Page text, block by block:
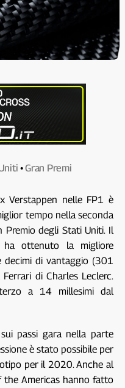
•Gran Premi
Verstappen nelle FP1 è
tempo nella seconda
Premio degli Stati Uniti. Il
ha ottenuto la migliore
di vantaggio (301
di Charles Leclerc.
a 14 millesimi dal
passi gara nella parte
è stato possibile per
per il 2020. Anche al
the Americas hanno fatto